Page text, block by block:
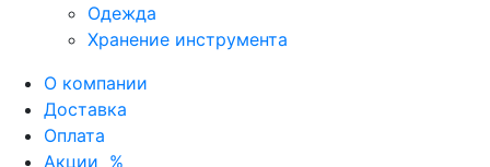
Одежда
Хранение инструмента
О компании
Доставка
Оплата
Акции %